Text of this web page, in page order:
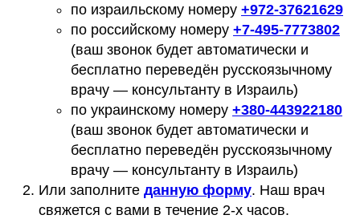
по израильскому номеру +972-37621629
по российскому номеру +7-495-7773802
(ваш звонок будет автоматически и
бесплатно переведён русскоязычному
врачу — консультанту в Израиль)
по украинскому номеру +380-443922180
(ваш звонок будет автоматически и
бесплатно переведён русскоязычному
врачу — консультанту в Израиль)
Или заполните данную форму. Наш врач
свяжется с вами в течение 2-х часов.